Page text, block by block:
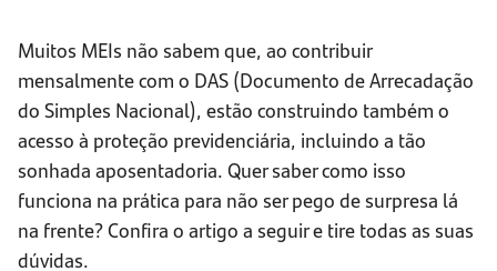
Muitos MEIs não sabem que, ao contribuir
mensalmente com o DAS (Documento de Arrecadação
do Simples Nacional), estão construindo também o
acesso à proteção previdenciária, incluindo a tão
sonhada aposentadoria. Quer saber como isso
funciona na prática para não ser pego de surpresa lá
na frente? Confira o artigo a seguir e tire todas as suas
dúvidas.